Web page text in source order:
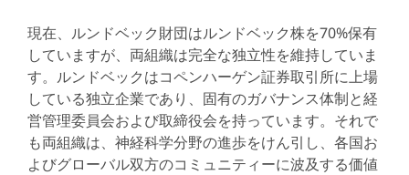
現在、ルンドベック財団はルンドベック株を70%保有
していますが、両組織は完全な独立性を維持していま
す。ルンドベックはコペンハーゲン証券取引所に上場
している独立企業であり、固有のガバナンス体制と経
営管理委員会および取締役会を持っています。それで
も両組織は、神経科学分野の進歩をけん引し、各国お
よびグローバル双方のコミュニティーに波及する価値